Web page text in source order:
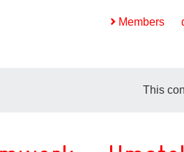
Members
This